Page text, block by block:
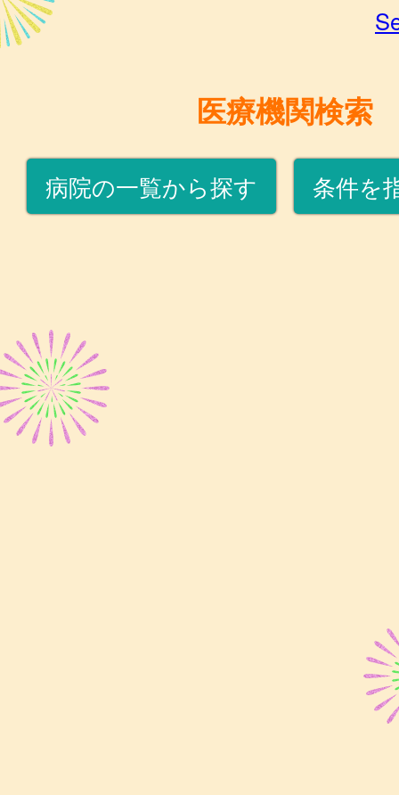
医療機関検索
病院の一覧から探す 条件を